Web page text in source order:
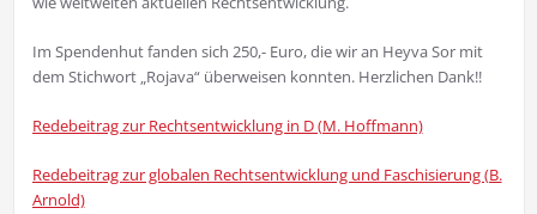
Im Spendenhut fanden sich 250,- Euro, die wir an Heyva Sor mit
dem Stichwort „Rojava“ überweisen konnten. Herzlichen Dank!!
Redebeitrag zur Rechtsentwicklung in D (M. Hoffmann)
Redebeitrag zur globalen Rechtsentwicklung und Faschisierung (B.
Arnold)